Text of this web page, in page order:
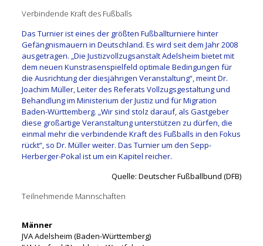
Verbindende Kraft des Fußballs
Das Turnier ist eines der größten Fußballturniere hinter
Gefängnismauern in Deutschland. Es wird seit dem Jahr 2008
ausgetragen. „Die Justizvollzugsanstalt Adelsheim bietet mit
dem neuen Kunstrasenspielfeld optimale Bedingungen für
die Ausrichtung der diesjährigen Veranstaltung“, meint Dr.
Joachim Müller, Leiter des Referats Vollzugsgestaltung und
Behandlung im Ministerium der Justiz und für Migration
Baden-Württemberg. „Wir sind stolz darauf, als Gastgeber
diese großartige Veranstaltung unterstützen zu dürfen, die
einmal mehr die verbindende Kraft des Fußballs in den Fokus
rückt“, so Dr. Müller weiter. Das Turnier um den Sepp-
Herberger-Pokal ist um ein Kapitel reicher.
Quelle: Deutscher Fußballbund (DFB)
Teilnehmende Mannschaften
Männer
JVA Adelsheim (Baden-Württemberg)